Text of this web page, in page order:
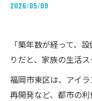
2026/05/09
「築年数が経って、
りだと、家族の生活ス
福岡市東区は、アイ
再開発など、都市の